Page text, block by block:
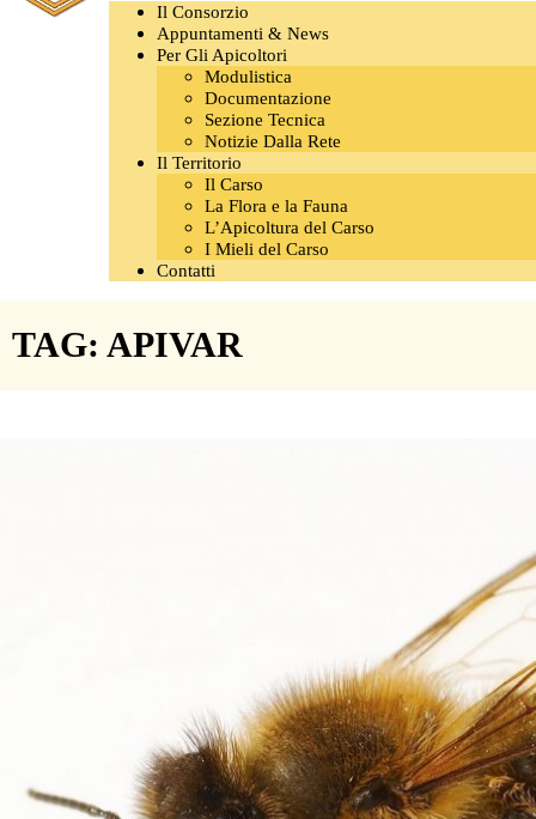
Il Consorzio
Appuntamenti & News
Per Gli Apicoltori
Modulistica
Documentazione
Sezione Tecnica
Notizie Dalla Rete
Il Territorio
Il Carso
La Flora e la Fauna
L’Apicoltura del Carso
I Mieli del Carso
Contatti
TAG: APIVAR